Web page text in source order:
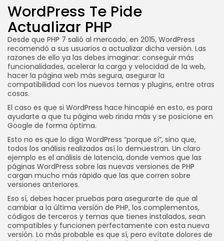
WordPress Te Pide
Actualizar PHP
Desde que PHP 7 salió al mercado, en 2015, WordPress
recomendó a sus usuarios a actualizar dicha versión. Las
razones de ello ya las debes imaginar: conseguir más
funcionalidades, acelerar la carga y velocidad de la web,
hacer la página web más segura, asegurar la
compatibilidad con los nuevos temas y plugins, entre otras
cosas.
El caso es que si WordPress hace hincapié en esto, es para
ayudarte a que tu página web rinda más y se posicione en
Google de forma óptima.
Esto no es que lo diga WordPress “porque sí”, sino que,
todos los análisis realizados así lo demuestran. Un claro
ejemplo es el análisis de latencia, donde vemos que las
páginas WordPress sobre las nuevas versiones de PHP
cargan mucho más rápido que las que corren sobre
versiones anteriores.
Eso sí, debes hacer pruebas para asegurarte de que al
cambiar a la última versión de PHP, los complementos,
códigos de terceros y temas que tienes instalados, sean
compatibles y funcionen perfectamente con esta nueva
versión. Lo más probable es que sí, pero evítate dolores de